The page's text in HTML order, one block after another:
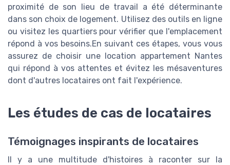
proximité de son lieu de travail a été déterminante
dans son choix de logement. Utilisez des outils en ligne
ou visitez les quartiers pour vérifier que l'emplacement
répond à vos besoins.En suivant ces étapes, vous vous
assurez de choisir une location appartement Nantes
qui répond à vos attentes et évitez les mésaventures
dont d'autres locataires ont fait l'expérience.
Les études de cas de locataires
Témoignages inspirants de locataires
Il y a une multitude d'histoires à raconter sur la